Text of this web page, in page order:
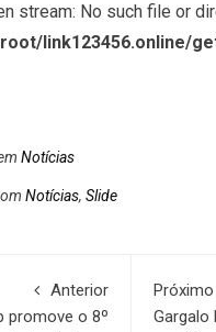
stream: No such file or
link123456.online/
Notícias
Notícias, Slide
Anterior
promove o 8º
Próximo
Gargalo